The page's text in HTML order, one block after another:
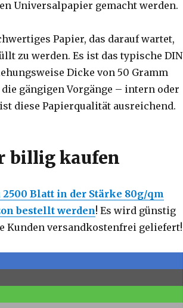
Universalpapier gemacht werden.
Papier, das darauf wartet,
zu werden. Es ist das typische DIN
Dicke von 50 Gramm
gängigen Vorgänge – intern oder
diese Papierqualität ausreichend.
billig kaufen
Blatt in der Stärke 80g/qm
bestellt werden! Es wird günstig
Kunden versandkostenfrei geliefert!